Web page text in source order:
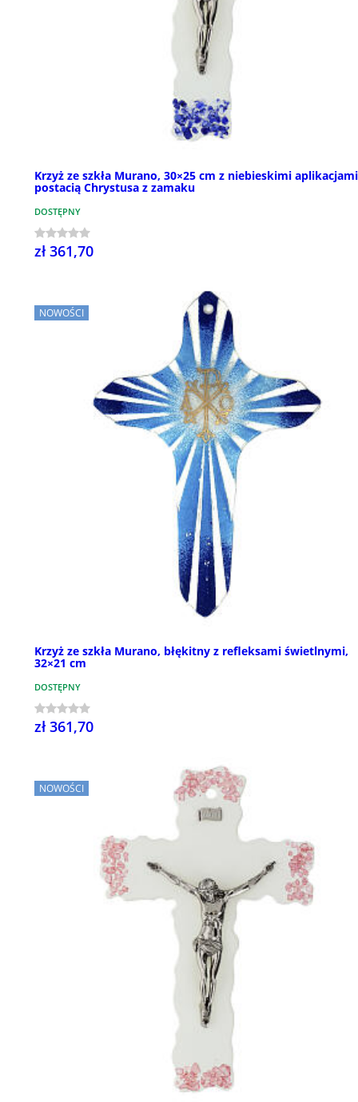
Krzyż ze szkła Murano, 30×25 cm z niebieskimi
postacią Chrystusa z zamaku
DOSTĘPNY
zł 361,70
NOWOŚCI
Krzyż ze szkła Murano, błękitny z refleksami świetlnymi,
32×21 cm
DOSTĘPNY
zł 361,70
NOWOŚCI